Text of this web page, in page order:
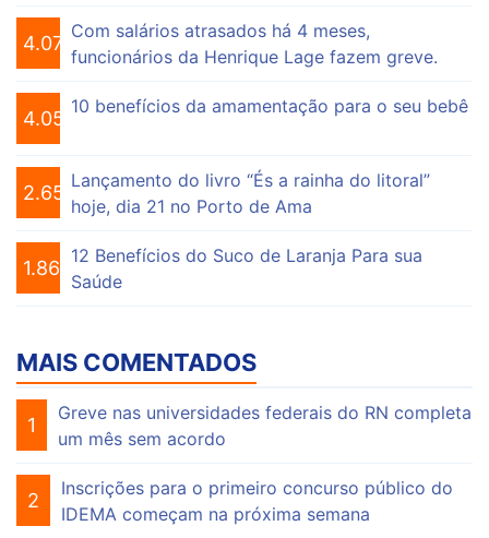
4.076
Com salários atrasados há 4 meses,
funcionários da Henrique Lage fazem greve.
4.056
10 benefícios da amamentação para o seu bebê
2.655
Lançamento do livro “És a rainha do litoral”
hoje, dia 21 no Porto de Ama
1.864
12 Benefícios do Suco de Laranja Para sua
Saúde
MAIS COMENTADOS
1
Greve nas universidades federais do RN completa
um mês sem acordo
2
Inscrições para o primeiro concurso público do
IDEMA começam na próxima semana